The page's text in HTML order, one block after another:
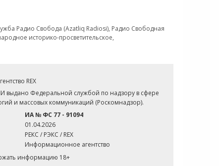
Радио Свобода (Azatliq Radiosi), Радио Свободная
историко-просветительское,
REX
выдано Федеральной службой по надзору в сфере
и массовых коммуникаций (Роскомнадзор).
ИА № ФС 77 - 91094
01.04.2026
РЕКС / РЭКС / REX
Информационное агентство
информацию 18+